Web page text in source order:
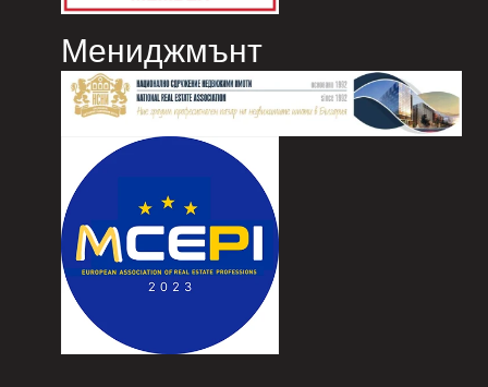
Мениджмънт